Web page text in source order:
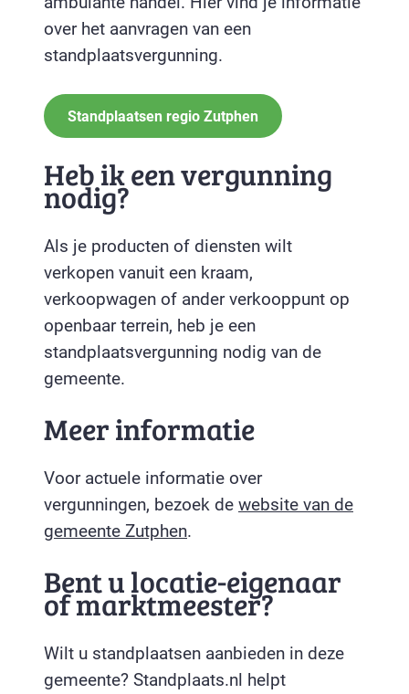
over het aanvragen van een
standplaatsvergunning.
Standplaatsen regio Zutphen
Heb ik een vergunning
nodig?
Als je producten of diensten wilt
verkopen vanuit een kraam,
verkoopwagen of ander verkooppunt op
openbaar terrein, heb je een
standplaatsvergunning nodig van de
gemeente.
Meer informatie
Voor actuele informatie over
vergunningen, bezoek de website van de
gemeente Zutphen.
Bent u locatie-eigenaar
of marktmeester?
Wilt u standplaatsen aanbieden in deze
gemeente? Standplaats.nl helpt